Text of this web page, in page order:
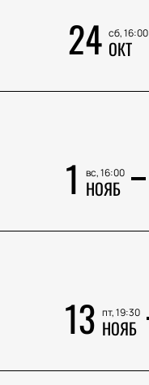
24 сб, 16:00
ОКТ
1 вс, 16:00
НОЯБ
13 пт, 19:30
НОЯБ